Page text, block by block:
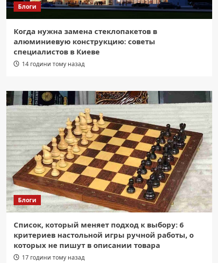
Блоги
Когда нужна замена стеклопакетов в
алюминиевую конструкцию: советы
специалистов в Киеве
14 години тому назад
Блоги
Список, который меняет подход к выбору: 6
критериев настольной игры ручной работы, о
которых не пишут в описании товара
17 години тому назад